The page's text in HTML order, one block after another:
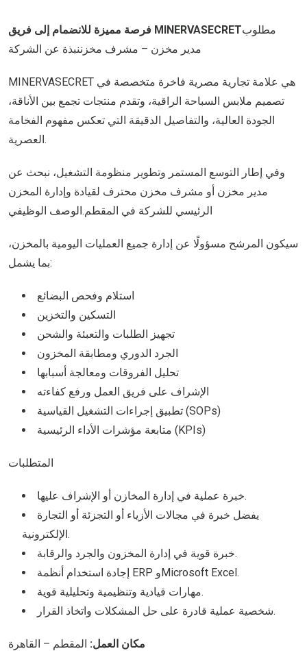
فرصة مميزة للانضمام إلى فريق MINERVASECRETمطلوب
مدير مخزن – مشرف مخزننبذة عن الشركة
MINERVASECRET هي علامة تجارية مصرية فاخرة متخصصة في
تصميم ملابس السباحة الراقية، وتقدم منتجات تجمع بين الأناقة،
الجودة العالية، والتفاصيل الدقيقة التي تعكس مفهوم الفخامة
العصرية.
وفي إطار التوسع المستمر وتطوير منظومة التشغيل، نبحث عن
مدير مخزن أو مشرف مخزن محترف لقيادة وإدارة المخزن
الرئيسي للشركة في المقطم.الوصف الوظيفي
سيكون المرشح مسؤولًا عن إدارة جميع العمليات اليومية بالمخزن،
بما يشمل:
استلام وفحص البضائع
التسكين والتخزين
تجهيز الطلبات والتعبئة والشحن
الجرد الدوري ومطابقة المخزون
تحليل الفروقات ومعالجة أسبابها
الإشراف على فريق العمل ورفع كفاءته
تطبيق إجراءات التشغيل القياسية (SOPs)
متابعة مؤشرات الأداء الرئيسية (KPIs)
المتطلبات
خبرة عملية في إدارة المخازن أو الإشراف عليها.
يفضل خبرة في مجالات الأزياء أو التجزئة أو التجارة
الإلكترونية.
خبرة قوية في إدارة المخزون والجرد والرقابة.
إجادة استخدام أنظمة ERP وMicrosoft Excel.
مهارات قيادية وتنظيمية وتحليلية قوية.
شخصية عملية قادرة على حل المشكلات واتخاذ القرار.
مكان العمل: المقطم – القاهرة